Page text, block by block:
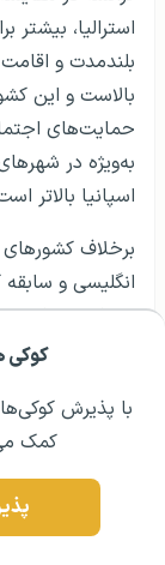
کوکی
با پذیرش
کمک
مشــاوره اولیه
استرالیا،
بلندمدت و
بالاست و این
حمایت‌های
به‌ویژه در
اسپانیا بالاتر
برخلاف کشورهای
انگلیسی و سابقه
بسیار مهم است
سخت‌تر می‌شود.
در مجموع، اگر
اروپایی و
گزینه مناسبی
اسپانیا، مسیر